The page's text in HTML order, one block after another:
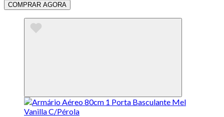
COMPRAR AGORA